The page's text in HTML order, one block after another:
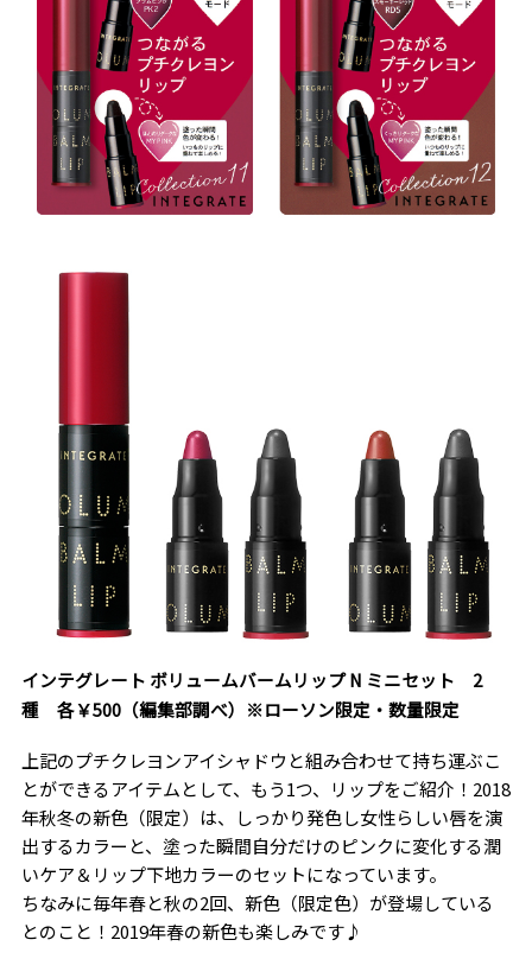
インテグレート ボリュームバームリップ N ミニセット 2
種 各￥500（編集部調べ）※ローソン限定・数量限定
上記のプチクレヨンアイシャドウと組み合わせて持ち運ぶこ
とができるアイテムとして、もう1つ、リップをご紹介！2018
年秋冬の新色（限定）は、しっかり発色し女性らしい唇を演
出するカラーと、塗った瞬間自分だけのピンクに変化する潤
いケア＆リップ下地カラーのセットになっています。
ちなみに毎年春と秋の2回、新色（限定色）が登場している
とのこと！2019年春の新色も楽しみです♪